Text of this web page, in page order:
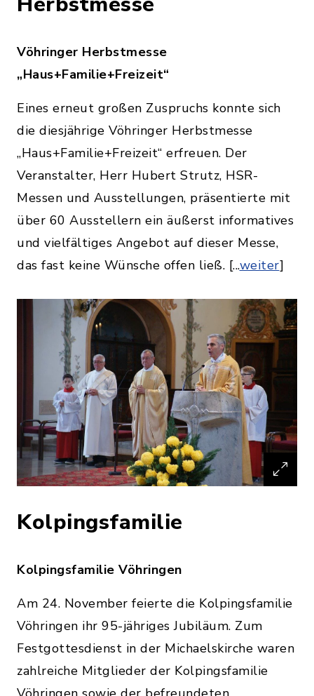
Vöhringer Herbstmesse
„Haus+Familie+Freizeit“
Eines erneut großen Zuspruchs konnte sich
die diesjährige Vöhringer Herbstmesse
„Haus+Familie+Freizeit“ erfreuen. Der
Veranstalter, Herr Hubert Strutz, HSR-
Messen und Ausstellungen, präsentierte mit
über 60 Ausstellern ein äußerst informatives
und vielfältiges Angebot auf dieser Messe,
das fast keine Wünsche offen ließ. [...weiter]
Kolpingsfamilie
Kolpingsfamilie Vöhringen
Am 24. November feierte die Kolpingsfamilie
Vöhringen ihr 95-jähriges Jubiläum. Zum
Festgottesdienst in der Michaelskirche waren
zahlreiche Mitglieder der Kolpingsfamilie